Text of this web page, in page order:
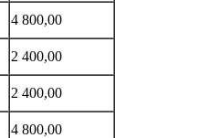
4 800,00
2 400,00
2 400,00
4 800,00